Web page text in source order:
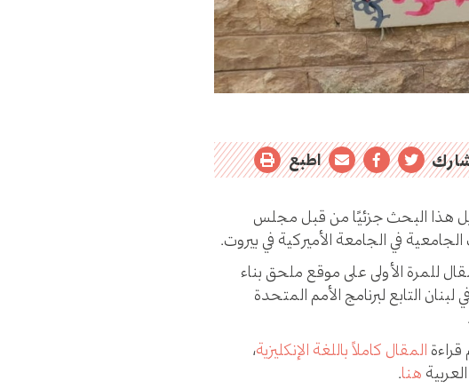
اطبع
هذا البحث جزئيًا من قبل مجلس
في الجامعة الأميركية في بيروت.
للمرة الأولى على موقع ملحق بناء
لبنان التابع لبرنامج الأمم المتحدة
المقال كاملاً باللغة الإنكليزية،
هنا.